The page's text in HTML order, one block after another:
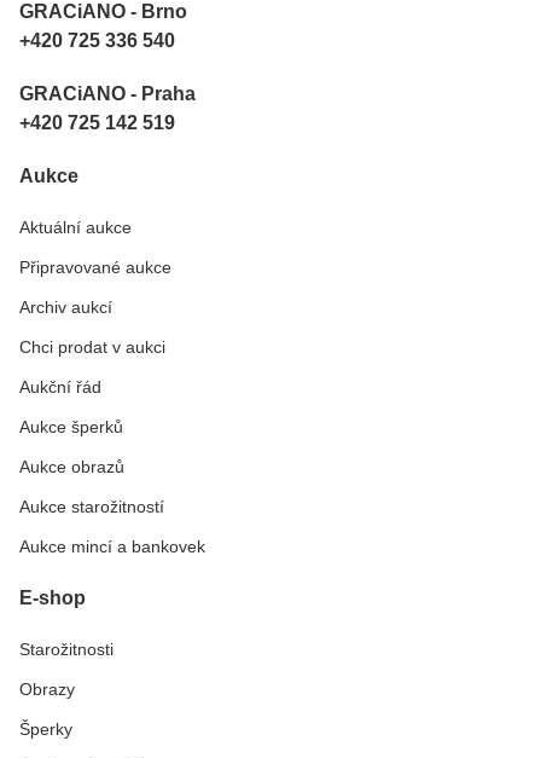
GRACiANO - Brno
+420 725 336 540
GRACiANO - Praha
+420 725 142 519
Aukce
Aktuální aukce
Připravované aukce
Archiv aukcí
Chci prodat v aukci
Aukční řád
Aukce šperků
Aukce obrazů
Aukce starožitností
Aukce mincí a bankovek
E-shop
Starožitnosti
Obrazy
Šperky